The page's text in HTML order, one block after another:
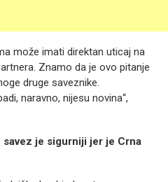
može imati direktan uticaj na
Znamo da je ovo pitanje
druge saveznike.
naravno, nijesu novina“,
savez je sigurniji jer je Crna